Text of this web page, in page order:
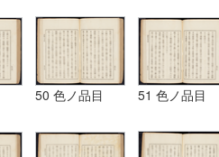
50 色ノ品目 51 色ノ品目